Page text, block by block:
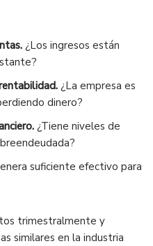
¿Los ingresos están
¿La empresa es
dinero?
¿Tiene niveles de
suficiente efectivo para
trimestralmente y
similares en la industria